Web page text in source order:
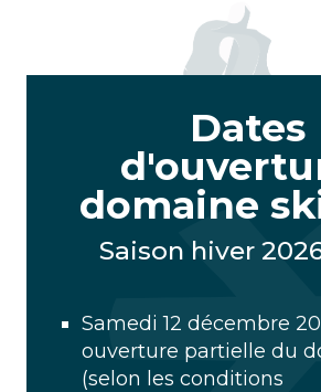
Dates
domaine
Saison hiver
Samedi 12 décembre
ouverture partielle du
(selon les conditions